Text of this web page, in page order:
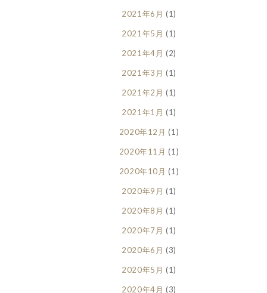
2021年6月 (1)
2021年5月 (1)
2021年4月 (2)
2021年3月 (1)
2021年2月 (1)
2021年1月 (1)
2020年12月 (1)
2020年11月 (1)
2020年10月 (1)
2020年9月 (1)
2020年8月 (1)
2020年7月 (1)
2020年6月 (3)
2020年5月 (1)
2020年4月 (3)